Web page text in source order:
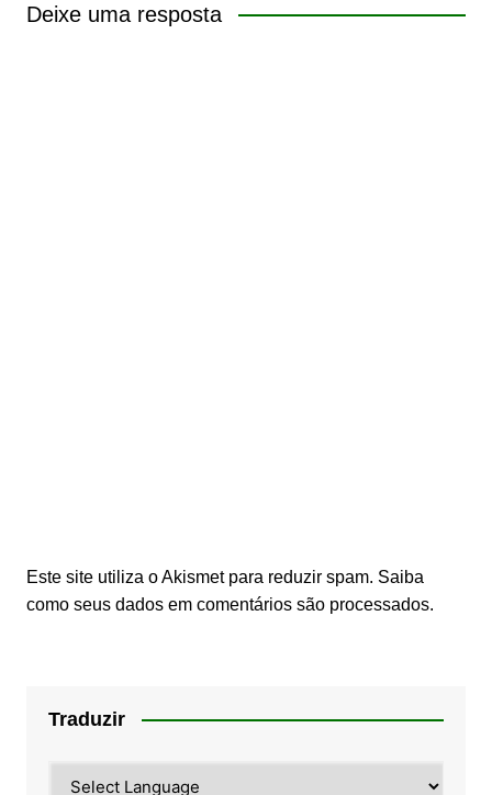
Deixe uma resposta
Este site utiliza o Akismet para reduzir spam. Saiba
como seus dados em comentários são processados.
Traduzir